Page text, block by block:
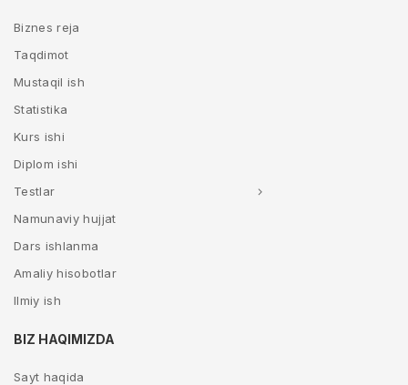
Biznes reja
Taqdimot
Mustaqil ish
Statistika
Kurs ishi
Diplom ishi
Testlar
Namunaviy hujjat
Dars ishlanma
Amaliy hisobotlar
Ilmiy ish
BIZ HAQIMIZDA
Sayt haqida